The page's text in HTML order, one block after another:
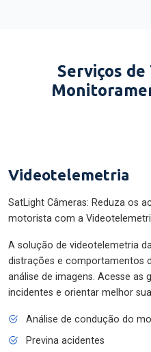
Serviços
Videotelemetria
SatLight Câmeras: Reduza os
motorista com a
A solução de videotelemetria
distrações e comportamentos
análise de imagens. Acesse as
incidentes e orientar melhor
Análise de condução do
Previna acidentes